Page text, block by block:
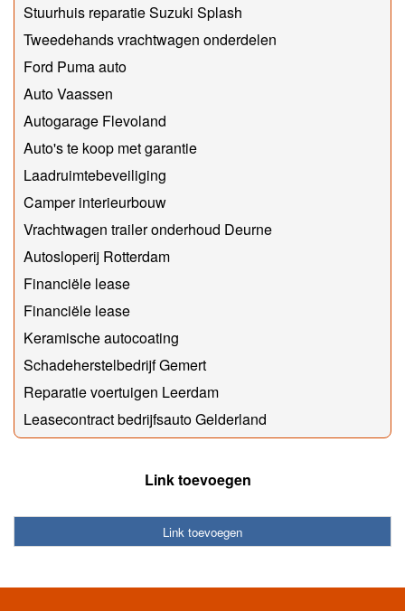
Stuurhuis reparatie Suzuki Splash
Tweedehands vrachtwagen onderdelen
Ford Puma auto
Auto Vaassen
Autogarage Flevoland
Auto's te koop met garantie
Laadruimtebeveiliging
Camper interieurbouw
Vrachtwagen trailer onderhoud Deurne
Autosloperij Rotterdam
Financiële lease
Financiële lease
Keramische autocoating
Schadeherstelbedrijf Gemert
Reparatie voertuigen Leerdam
Leasecontract bedrijfsauto Gelderland
Link toevoegen
Link toevoegen